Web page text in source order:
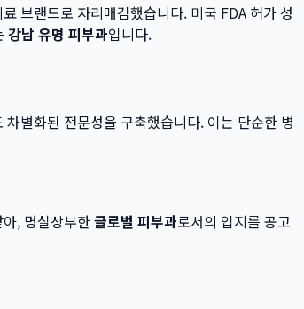
브랜드로 자리매김했습니다. 미국 FDA 허가 성
강남 유명 피부과입니다.
별화된 전문성을 구축했습니다. 이는 단순한 병
, 명실상부한글로벌 피부과로서의 입지를 공고